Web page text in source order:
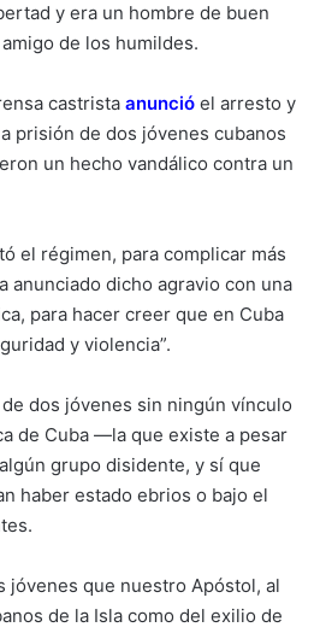
y era un hombre de buen
de los humildes.
castrista anunció el arresto y
prisión de dos jóvenes cubanos
un hecho vandálico contra un
el régimen, para complicar más
anunciado dicho agravio con una
para hacer creer que en Cuba
y violencia”.
dos jóvenes sin ningún vínculo
de Cuba —la que existe a pesar
grupo disidente, y sí que
haber estado ebrios o bajo el
jóvenes que nuestro Apóstol, al
de la Isla como del exilio de